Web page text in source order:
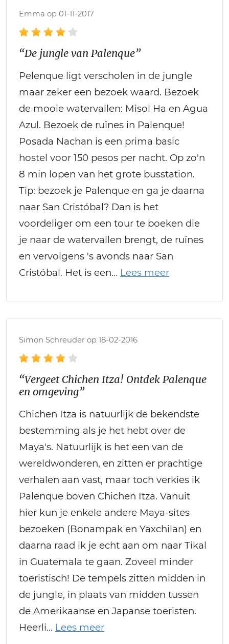
Emma op 01-11-2017
“De jungle van Palenque”
Pelenque ligt verscholen in de jungle
maar zeker een bezoek waard. Bezoek
de mooie watervallen: Misol Ha en Agua
Azul. Bezoek de ruïnes in Palenque!
Posada Nachan is een prima basic
hostel voor 150 pesos per nacht. Op zo'n
8 min lopen van het grote busstation.
Tip: bezoek je Palenque en ga je daarna
naar San Cristóbal? Dan is het
voordeliger om een tour te boeken die
je naar de watervallen brengt, de ruïnes
en vervolgens 's avonds naar San
Cristóbal. Het is een
Simon Schreuder op 18-02-2016
“Vergeet Chichen Itza! Ontdek Palenque
en omgeving”
Chichen Itza is natuurlijk de bekendste
bestemming als je het hebt over de
Maya's. Natuurlijk is het een van de
wereldwonderen, en zitten er prachtige
verhalen aan vast, maar toch verkies ik
Palenque boven Chichen Itza. Vanuit
hier kun je enkele andere Maya-sites
bezoeken (Bonampak en Yaxchilan) en
daarna raad ik je echt aan om naar Tikal
in Guatemala te gaan. Zoveel minder
toeristisch! De tempels zitten midden in
de jungle, in plaats van midden tussen
de Amerikaanse en Japanse toeristen.
Heerli